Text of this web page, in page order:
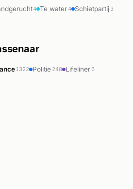
4 Te water4 Schietpartij 3
1322 Politie 248 Lifeliner 6